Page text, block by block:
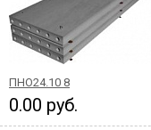
ПНО24.10 8
0.00 руб.